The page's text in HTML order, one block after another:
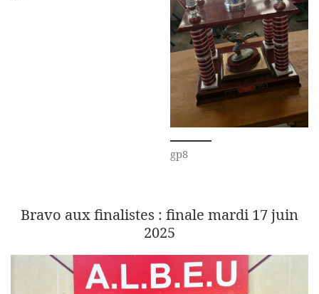
gp8
Bravo aux finalistes : finale mardi 17 juin
2025